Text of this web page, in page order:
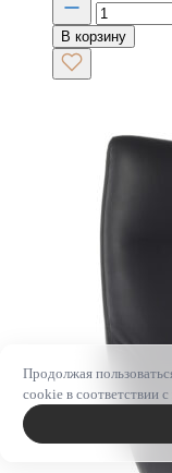
В корзину
Продолжая
cookie в соответствии с